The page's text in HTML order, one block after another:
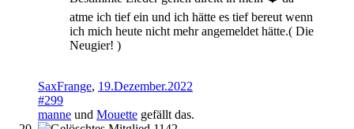
atme ich tief ein und ich hätte es tief bereut wenn
ich mich heute nicht mehr angemeldet hätte.( Die
Neugier! )
SaxFrange, 19.Dezember.2022
#299
manne und Mouette gefällt das.